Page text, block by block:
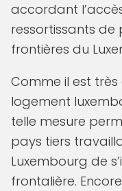
accordant
ressortissants de
frontières du
Comme il est
logement
telle mesure
pays tiers
Luxembourg de
frontalière.